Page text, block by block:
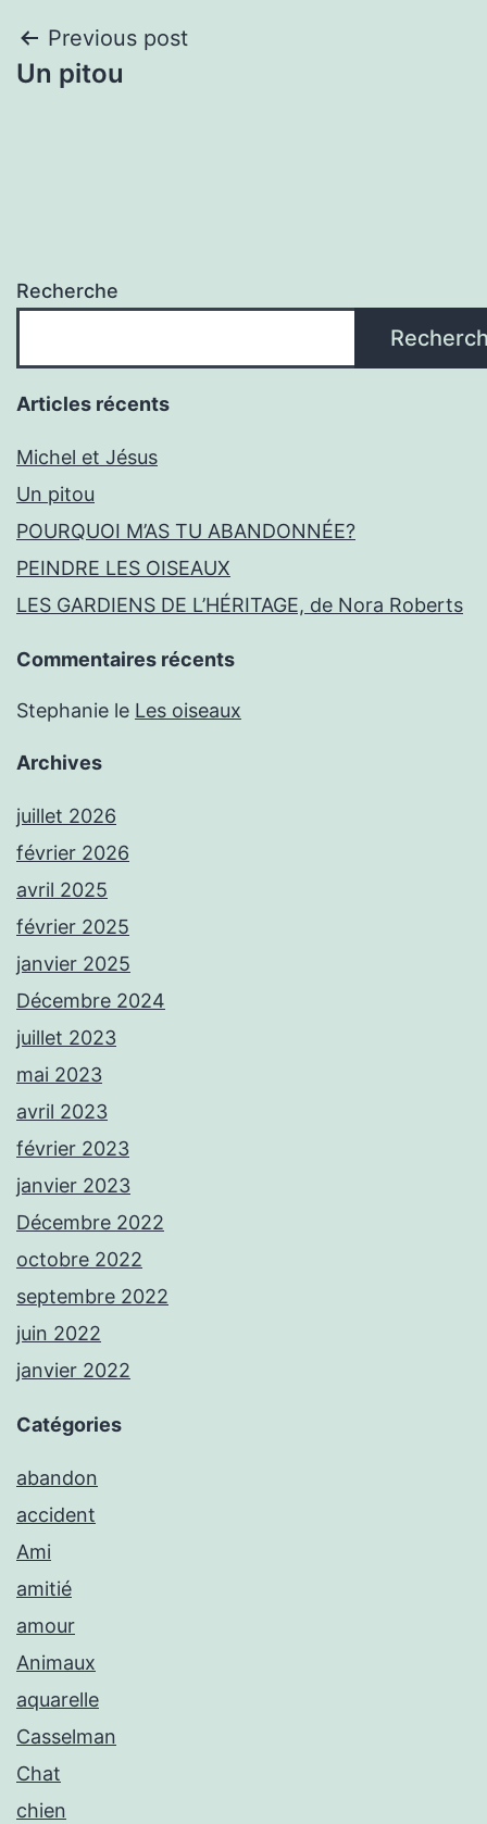
Navigation
de
Previous post
Un pitou
Recherche
Articles récents
Michel et Jésus
Un pitou
POURQUOI M’AS TU ABANDONNÉE?
PEINDRE LES OISEAUX
LES GARDIENS DE L’HÉRITAGE, de Nora Roberts
Commentaires récents
Stephanie le Les oiseaux
Archives
juillet 2026
février 2026
avril 2025
février 2025
janvier 2025
Décembre 2024
juillet 2023
mai 2023
avril 2023
février 2023
janvier 2023
Décembre 2022
octobre 2022
septembre 2022
juin 2022
janvier 2022
Catégories
abandon
accident
Ami
amitié
amour
Animaux
aquarelle
Casselman
Chat
chien